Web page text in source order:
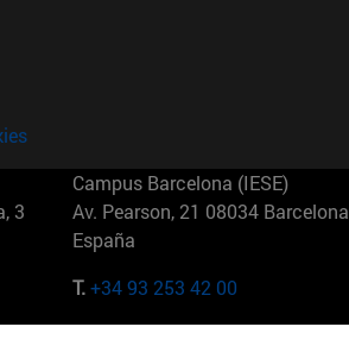
3
Campus Barcelona (IESE)
Av. Pearson, 21 08034 Barcelona
España
T.+34 93 253 42 00